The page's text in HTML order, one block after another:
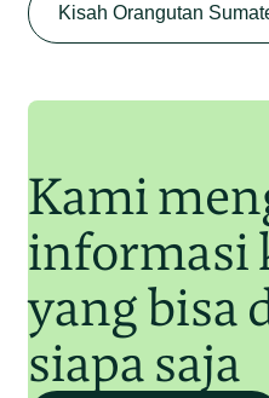
Junaidi
Begini Modus
Kami
informasi
yang bisa
siapa saja